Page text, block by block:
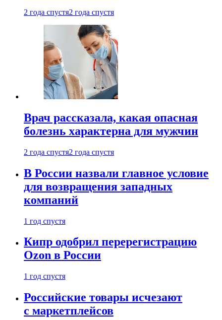
2 года спустя2 года спустя
Врач рассказала, какая опасная
болезнь характерна для мужчин
2 года спустя2 года спустя
В России назвали главное условие
для возвращения западных
компаний
1 год спустя
Кипр одобрил перерегистрацию
Ozon в России
1 год спустя
Российские товары исчезают
с маркетплейсов